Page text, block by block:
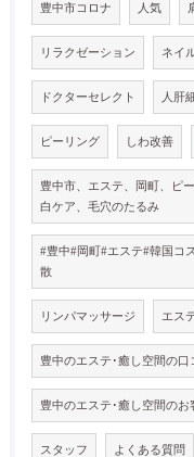
豊中市コロナ 人気
リラクゼーション ネイ
ドクターセレクト 人肝
ピーリング しわ改善
豊中市、エステ、岡町、ピ
白ケア、毛穴のたるみ
#豊中#岡町#エステ#韓国コ
散
リンパマッサージ エス
豊中のエステ･癒し空間の口
豊中のエステ･癒し空間のお
スタッフ よくある質問